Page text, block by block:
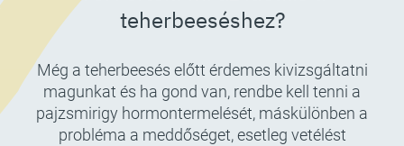
teherbeeséshez?
Még a teherbeesés előtt érdemes kivizsgáltatni
magunkat és ha gond van, rendbe kell tenni a
pajzsmirigy hormontermelését, máskülönben a
probléma a meddőséget, esetleg vetélést